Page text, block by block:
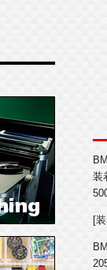
装
[